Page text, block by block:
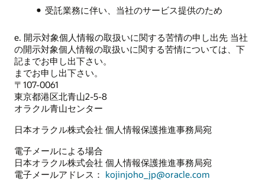
受託業務に伴い、当社のサービス提供のため
e. 開示対象個人情報の取扱いに関する苦情の申し出先 当社
の開示対象個人情報の取扱いに関する苦情については、下
記までお申し出下さい。
までお申し出下さい。
〒107-0061
東京都港区北青山2-5-8
オラクル青山センター
日本オラクル株式会社 個人情報保護推進事務局宛
電子メールによる場合
日本オラクル株式会社 個人情報保護推進事務局宛
電子メールアドレス： kojinjoho_jp@oracle.com